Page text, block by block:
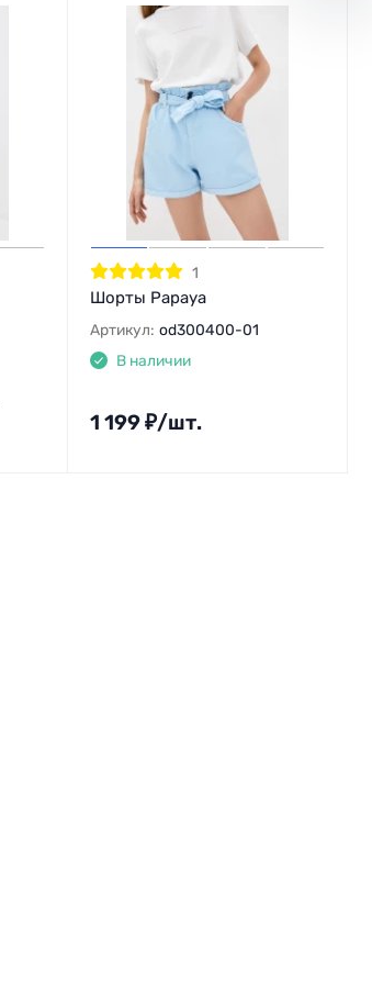
1
Шорты Papaya
Артикул: od300400-01
В наличии
1 199₽/шт.